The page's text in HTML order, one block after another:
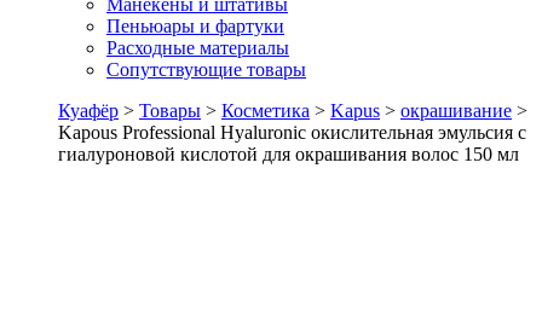
Манекены и штативы
Пеньюары и фартуки
Расходные материалы
Сопутствующие товары
Куафёр > Товары > Косметика > Kapus > окрашивание >
Kapous Professional Hyaluronic окислительная эмульсия с
гиалуроновой кислотой для окрашивания волос 150 мл